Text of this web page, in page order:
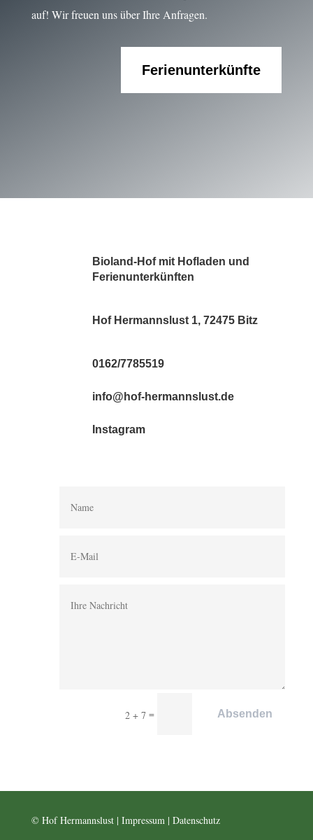
auf! Wir freuen uns über Ihre Anfragen.
Ferienunterkünfte
Bioland-Hof mit Hofladen und
Ferienunterkünften
Hof Hermannslust 1, 72475 Bitz
0162/7785519
info@hof-hermannslust.de
Instagram
2 + 7= Absenden
© Hof Hermannslust | Impressum | Datenschutz